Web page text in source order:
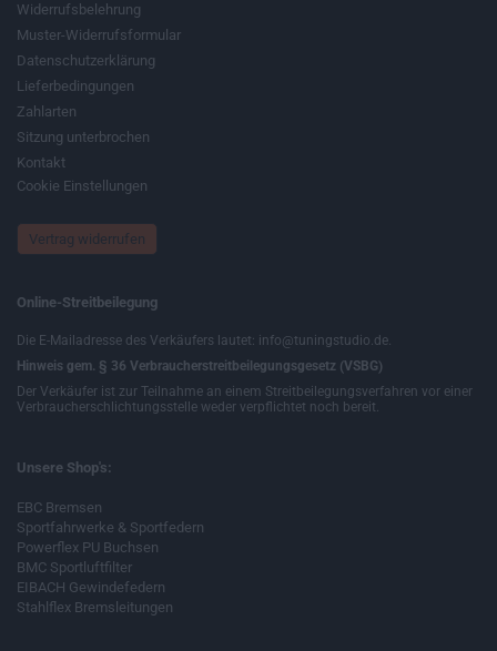
Widerrufsbelehrung
Muster-Widerrufsformular
Datenschutzerklärung
Lieferbedingungen
Zahlarten
Sitzung unterbrochen
Kontakt
Cookie Einstellungen
Vertrag widerrufen
Online-Streitbeilegung
Die E-Mailadresse des Verkäufers lautet: info@tuningstudio.de.
Hinweis gem. § 36 Verbraucherstreitbeilegungsgesetz (VSBG)
Der Verkäufer ist zur Teilnahme an einem Streitbeilegungsverfahren vor einer
Verbraucherschlichtungsstelle weder verpflichtet noch bereit.
Unsere Shop's:
EBC Bremsen
Sportfahrwerke & Sportfedern
Powerflex PU Buchsen
BMC Sportluftfilter
EIBACH Gewindefedern
Stahlflex Bremsleitungen